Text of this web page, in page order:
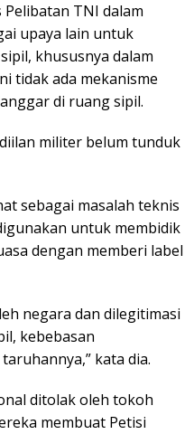
TNI dalam
upaya lain untuk
khususnya dalam
tidak ada mekanisme
di ruang sipil.
militer belum tunduk
sebagai masalah teknis
untuk membidik
dengan memberi label
negara dan dilegitimasi
kebebasan
kata dia.
ditolak oleh tokoh
membuat Petisi